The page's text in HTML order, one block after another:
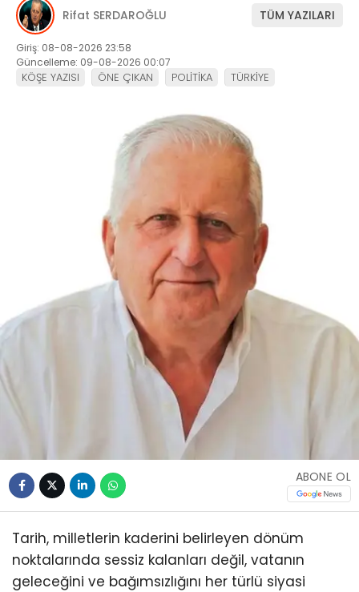
Rifat SERDAROĞLU TÜM YAZILARI
Giriş: 08-08-2026 23:58
Güncelleme: 09-08-2026 00:07
KÖŞE YAZISI ÖNE ÇIKAN POLİTİKA TÜRKİYE
ABONE OL
Tarih, milletlerin kaderini belirleyen dönüm
noktalarında sessiz kalanları değil, vatanın
geleceğini ve bağımsızlığını her türlü siyasi